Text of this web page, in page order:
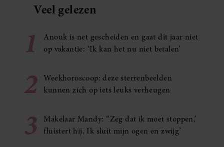
Veel gelezen
1
Anouk is net gescheiden en gaat dit jaar niet
op vakantie: ‘Ik kan het nu niet betalen’
2
Weekhoroscoop: deze sterrenbeelden
kunnen zich op iets leuks verheugen
3
Makelaar Mandy: ‘‘Zeg dat ik moet stoppen,’
fluistert hij. Ik sluit mijn ogen en zwijg’